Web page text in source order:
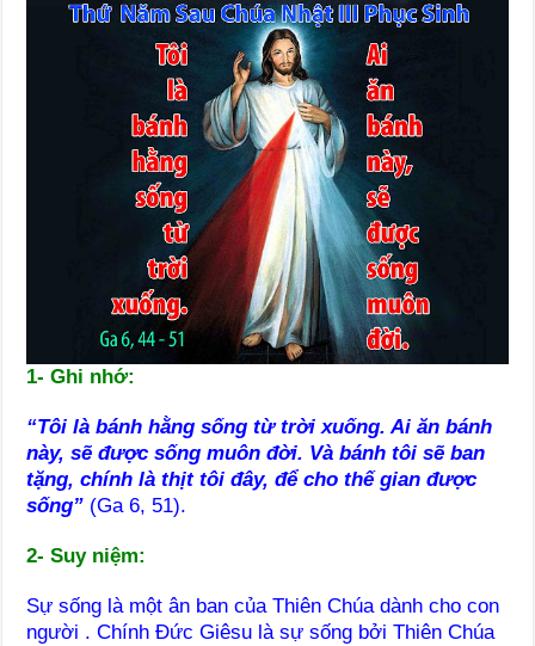
1- Ghi nhớ:
“Tôi là bánh hằng sống từ trời xuống.Ai ăn bánh
này, sẽ được sống muôn đời. Và bánh tôi sẽ ban
tặng, chính là thịt tôi đây, để cho thế gian được
sống” (Ga 6, 51).
2- Suy niệm:
Sự sống là một ân ban của Thiên Chúa dành cho con
người . Chính Đức Giêsu là sự sống bởi Thiên Chúa